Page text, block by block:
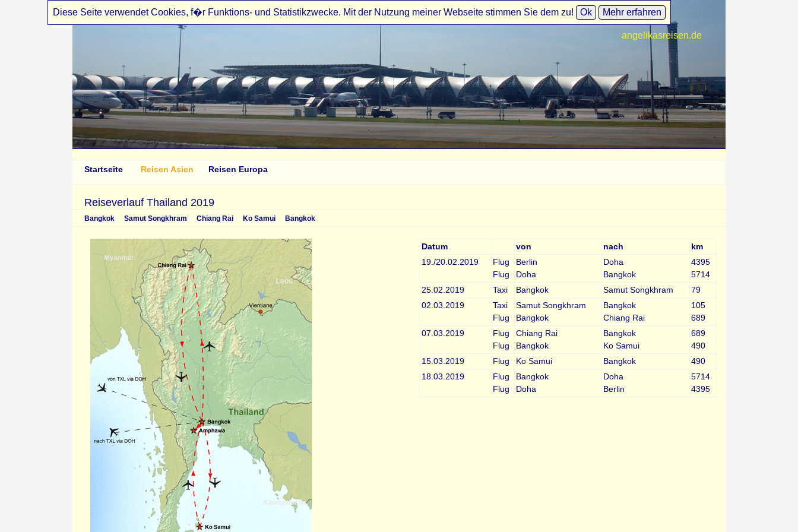
angelikasreisen.de
Startseite Reisen Asien Reisen Europa
Reiseverlauf Thailand 2019
Bangkok Samut Songkhram Chiang Rai Ko Samui Bangkok
Datum von nach
km
19./20.02.2019
Flug
Flug
Berlin
Doha
Doha
Bangkok
4395
5714
25.02.2019
Taxi Bangkok Samut Songkhram
79
02.03.2019
Taxi
Flug
Samut Songkhram
Bangkok
Bangkok
Chiang Rai
105
689
07.03.2019
Flug
Flug
Chiang Rai
Bangkok
Bangkok
Ko Samui
689
490
15.03.2019
Flug Ko Samui Bangkok
490
18.03.2019
Flug
Flug
Bangkok
Doha
Doha
Berlin
5714
4395
Diese Seite verwendet Cookies, f�r Funktions- und Statistikzwecke. Mit der Nutzung meiner Webseite stimmen Sie dem zu! Ok Mehr erfahren